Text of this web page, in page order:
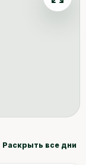
Раскрыть все дни